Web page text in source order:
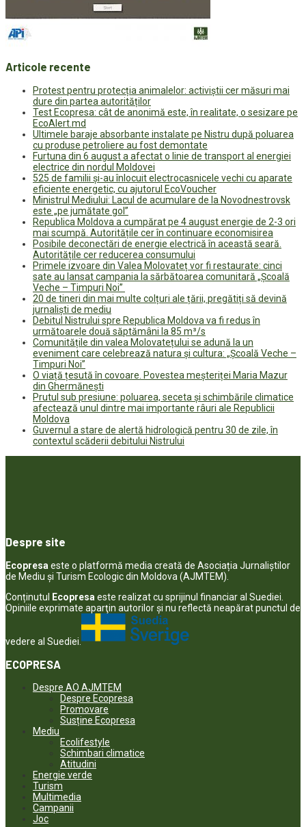
Articole recente
Protest pentru protecția animalelor: activiștii cer măsuri mai
dure din partea autorităților
Test Ecopresa: cât de anonimă este, în realitate, o sesizare pe
EcoAlert.md
Ultimele baraje absorbante instalate pe Nistru după poluarea
cu produse petroliere au fost demontate
Furtuna din 6 august a afectat o linie de transport al energiei
electrice din nordul Moldovei
525 de familii și-au înlocuit electrocasnicele vechi cu aparate
eficiente energetic, cu ajutorul EcoVoucher
Ministrul Mediului: Lacul de acumulare de la Novodnestrovsk
este „pe jumătate gol”
Republica Moldova a cumpărat pe 4 august energie de 2-3 ori
mai scumpă. Autoritățile cer în continuare economisirea
Posibile deconectări de energie electrică în această seară.
Autoritățile cer reducerea consumului
Primele izvoare din Valea Molovateț vor fi restaurate: cinci
sate au lansat campania la sărbătoarea comunitară „Școală
Veche – Timpuri Noi”
20 de tineri din mai multe colțuri ale țării, pregătiți să devină
jurnaliști de mediu
Debitul Nistrului spre Republica Moldova va fi redus în
următoarele două săptămâni la 85 m³/s
Comunitățile din valea Molovatețului se adună la un
eveniment care celebrează natura și cultura: „Școală Veche –
Timpuri Noi”
O viață țesută în covoare. Povestea meșteriței Maria Mazur
din Ghermănești
Prutul sub presiune: poluarea, seceta și schimbările climatice
afectează unul dintre mai importante râuri ale Republicii
Moldova
Guvernul a stare de alertă hidrologică pentru 30 de zile, în
contextul scăderii debitului Nistrului
Despre site
Ecopresa este o platformă media creată de Asociația Jurnaliștilor
de Mediu și Turism Ecologic din Moldova (AJMTEM).
Conținutul Ecopresa este realizat cu sprijinul financiar al Suediei.
Opiniile exprimate aparţin autorilor şi nu reflectă neapărat punctul de
vedere al Suediei.
ECOPRESA
Despre AO AJMTEM
Despre Ecopresa
Promovare
Susține Ecopresa
Mediu
Ecolifestyle
Schimbari climatice
Atitudini
Energie verde
Turism
Multimedia
Campanii
Joc